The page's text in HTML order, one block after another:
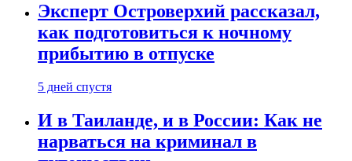
Эксперт Островерхий рассказал,
как подготовиться к ночному
прибытию в отпуске
5 дней спустя
И в Таиланде, и в России: Как не
нарваться на криминал в